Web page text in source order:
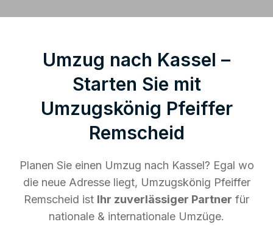
Umzug nach Kassel –
Starten Sie mit
Umzugskönig Pfeiffer
Remscheid
Planen Sie einen Umzug nach Kassel? Egal wo
die neue Adresse liegt, Umzugskönig Pfeiffer
Remscheid ist Ihr zuverlässiger Partner für
nationale & internationale Umzüge.